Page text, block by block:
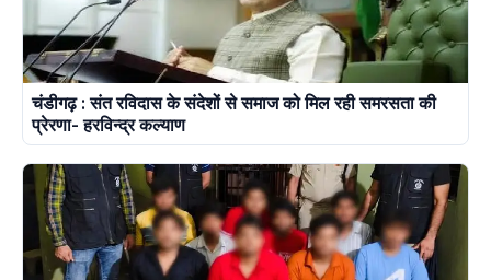
चंडीगढ़ : संत रविदास के संदेशों से समाज को मिल रही समरसता की
प्रेरणा- हरविन्द्र कल्याण